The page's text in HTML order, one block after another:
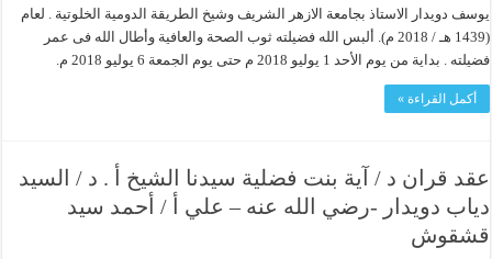
يوسف دويدار الاستاذ بجامعة الازهر الشريف وشيخ الطريقة الدومية الخلوتية . لعام
(1439 هـ / 2018 م). ألبس الله فضيلته ثوب الصحة والعافية وأطال الله فى عمر
فضيلته . بداية من يوم الأحد 1 يوليو 2018 م حتى يوم الجمعة 6 يوليو 2018 م.
أكمل القراءة »
عقد قران د / آية بنت فضلية سيدنا الشيخ أ . د / السيد
دياب دويدار -رضي الله عنه – علي أ / أحمد سيد
قشقوش